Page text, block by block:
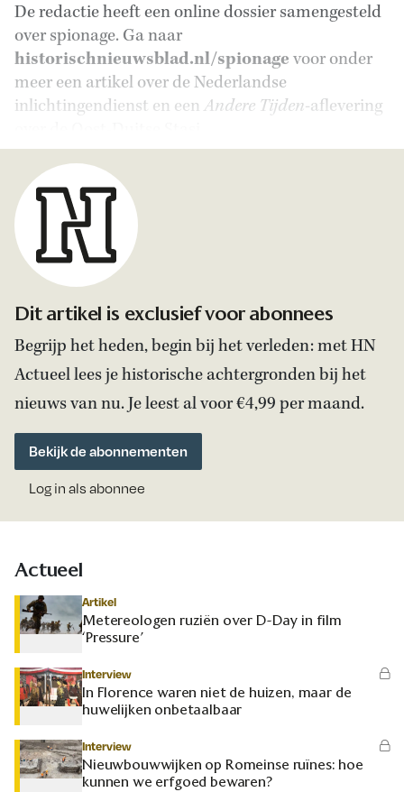
De redactie heeft een online dossier samengesteld
over spionage. Ga naar
historischnieuwsblad.nl/spionagevoor onder
meer een artikel over de Nederlandse
inlichtingendienst en een Andere Tijden-aflevering
Dit artikel is exclusief voor abonnees
Begrijp het heden, begin bij het verleden: met HN
Actueel lees je historische achtergronden bij het
nieuws van nu. Je leest al voor €4,99 per maand.
Bekijk de abonnementen
Log in als abonnee
Actueel
Artikel
Metereologen ruziën over D-Day in film
‘Pressure’
Interview
In Florence waren niet de huizen, maar de
huwelijken onbetaalbaar
Interview
Nieuwbouwwijken op Romeinse ruïnes: hoe
kunnen we erfgoed bewaren?